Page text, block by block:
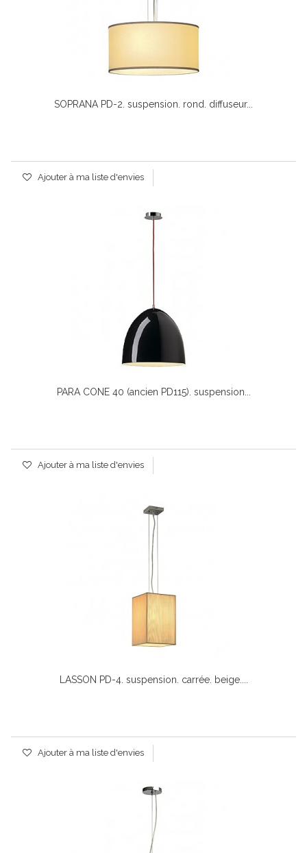
SOPRANA PD-2. suspension. rond. diffuseur...
Ajouter à ma liste d'envies
PARA CONE 40 (ancien PD115). suspension...
Ajouter à ma liste d'envies
LASSON PD-4. suspension. carrée. beige....
Ajouter à ma liste d'envies